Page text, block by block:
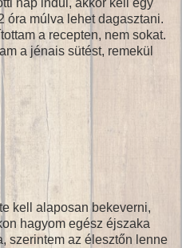
óra múlva lehet dagasztani.
a recepten, nem sokat.
a jénais sütést, remekül
kell alaposan bekeverni,
hagyom egész éjszaka
szerintem az élesztőn lenne